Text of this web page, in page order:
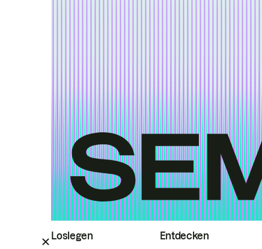
Loslegen Entdecken